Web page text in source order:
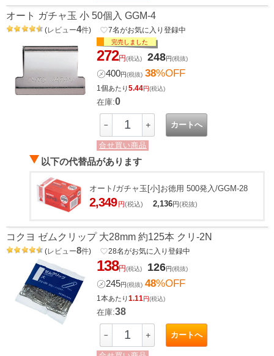
オート ガチャ玉 小 50個入 GGM-4
(レビュー4件) favorite_border7名がお気に入り登録中
完売しました
272円(税込) 248円(税抜)
㋱400円(税抜) 38%OFF
1個あたり5.44円(税込)
在庫:0
－ ＋ カートへ
合せ買い商品
以下の代替品があります
オート/ガチャ玉[小]お徳用 500発入/GGM-28
2,349 円(税込) 2,136円(税抜)
コクヨ ゼムクリップ 大28mm 約125本 クリ-2N
(レビュー8件) favorite_border28名がお気に入り登録中
138円(税込) 126円(税抜)
㋱245円(税抜) 48%OFF
1本あたり1.11円(税込)
在庫:38
－ ＋ カートへ